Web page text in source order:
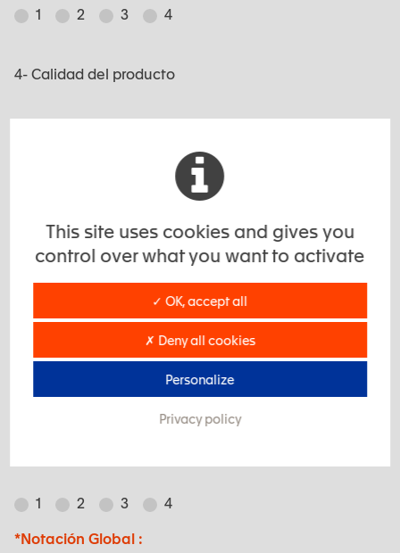
1 2 3 4
4- Calidad del producto
5- Respeto de los plazos
6- Competitividad económica
1 2 3 4
7- Calidad de los intercambios con el equipo de
1 2 3
4
*Notación Global :
This site uses cookies and gives you
control over what you want to activate
✓ OK, accept all
✗ Deny all cookies
Personalize
Privacy policy